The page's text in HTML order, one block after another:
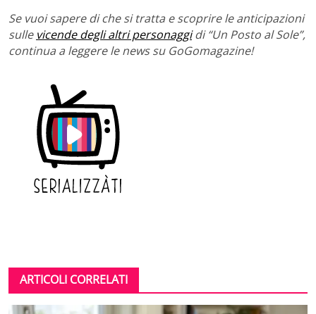
Se vuoi sapere di che si tratta e scoprire le anticipazioni
sulle vicende degli altri personaggidi “Un Posto al Sole”,
continua a leggere le news su GoGomagazine!
ARTICOLI CORRELATI